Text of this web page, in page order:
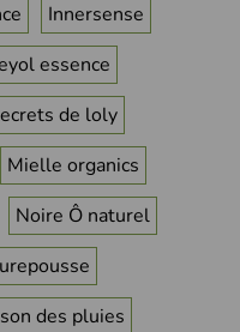
Innersense
essence
de loly
Mielle organics
Noire Ô naturel
des pluies